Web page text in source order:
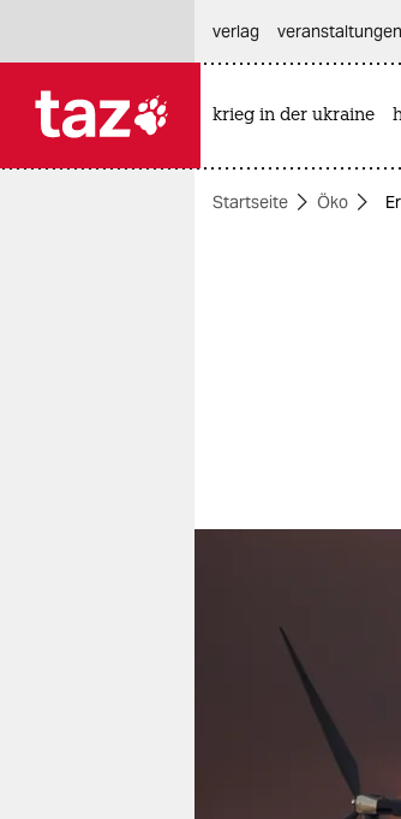
themen
wahrheit
veranstaltungen
verlag
veranstaltungen
krieg in der ukraine
Startseite Öko